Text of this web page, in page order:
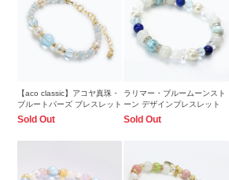
【aco classic】アコヤ真珠・
ブルートパーズ ブレスレット
Sold Out
ラリマー・ブルームーンスト
ーン デザインブレスレット
Sold Out